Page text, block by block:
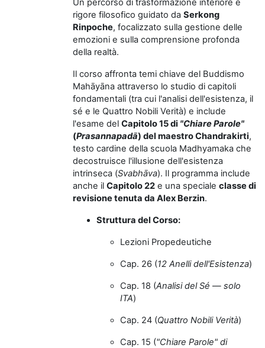
Un percorso di trasformazione interiore e
rigore filosofico guidato da Serkong
Rinpoche, focalizzato sulla gestione delle
emozioni e sulla comprensione profonda
della realtà.
Il corso affronta temi chiave del Buddismo
Mahāyāna attraverso lo studio di capitoli
fondamentali (tra cui l'analisi dell'esistenza, il
sé e le Quattro Nobili Verità) e include
l'esame del Capitolo 15 di "Chiare Parole"
(Prasannapadā) del maestro Chandrakirti,
testo cardine della scuola Madhyamaka che
decostruisce l'illusione dell'esistenza
intrinseca (Svabhāva). Il programma include
anche il Capitolo 22 e una speciale classe di
revisione tenuta da Alex Berzin.
Struttura del Corso:
Lezioni Propedeutiche
Cap. 26 (12 Anelli dell'Esistenza)
Cap. 18 (Analisi del Sé — solo
ITA)
Cap. 24 (Quattro Nobili Verità)
Cap. 15 ("Chiare Parole" di